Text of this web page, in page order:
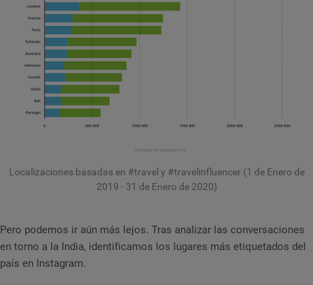
Localizaciones basadas en #travel y #travelinfluencer (1 de Enero de
2019 - 31 de Enero de 2020)
Pero podemos ir aún más lejos. Tras analizar las conversaciones
en torno a la India, identificamos los lugares más etiquetados del
país en Instagram.